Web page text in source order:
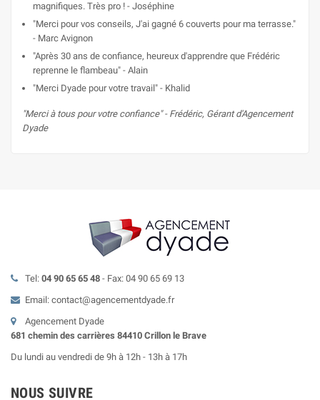
magnifiques. Très pro ! - Joséphine
"Merci pour vos conseils, J'ai gagné 6 couverts pour ma terrasse."
- Marc Avignon
"Après 30 ans de confiance, heureux d'apprendre que Frédéric
reprenne le flambeau" - Alain
"Merci Dyade pour votre travail" - Khalid
"Merci à tous pour votre confiance" - Frédéric, Gérant d'Agencement
Dyade
Tel: 04 90 65 65 48 - Fax: 04 90 65 69 13
Email: contact@agencementdyade.fr
Agencement Dyade
681 chemin des carrières 84410 Crillon le Brave
Du lundi au vendredi de 9h à 12h - 13h à 17h
NOUS SUIVRE